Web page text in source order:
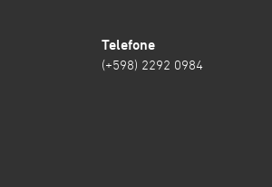
Telefone
(+598) 2292 0984